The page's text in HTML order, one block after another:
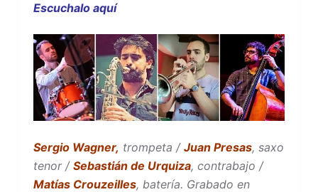
Escuchalo aquí
Sergio Wagner, trompeta / Juan Presas, saxo
tenor / Sebastián de Urquiza, contrabajo /
Matías Crouzeilles, batería. Grabado en